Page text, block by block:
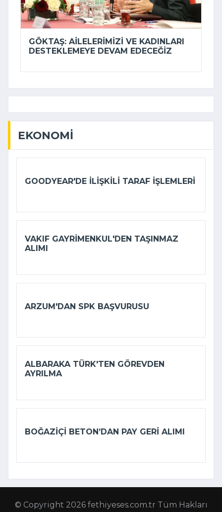
GÖKTAŞ: AILELERIMIZI VE KADINLARI
DESTEKLEMEYE DEVAM EDECEĞIZ
EKONOMI
GOODYEAR'DE ILIŞKILI TARAF IŞLEMLERI
VAKIF GAYRIMENKUL'DEN TAŞINMAZ
ALIMI
ARZUM'DAN SPK BAŞVURUSU
ALBARAKA TÜRK'TEN GÖREVDEN
AYRILMA
BOĞAZIÇI BETON’DAN PAY GERI ALIMI
© Copyright 2026 fethiyeses.com.tr Tüm Hakları